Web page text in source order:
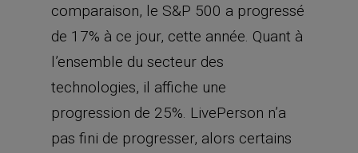
comparaison, le S&P 500 a progressé
de 17% à ce jour, cette année. Quant à
l’ensemble du secteur des
technologies, il affiche une
progression de 25%. LivePerson n’a
pas fini de progresser, alors certains